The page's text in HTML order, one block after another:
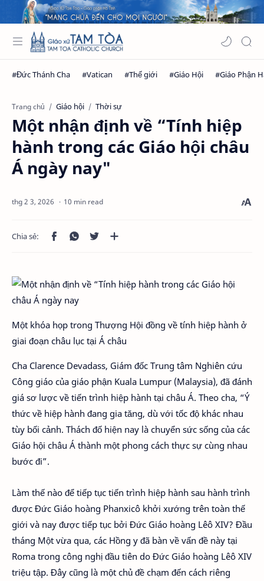
Trang chủ Giáo hội Thời sự
Một nhận định về “Tính hiệp
hành trong các Giáo hội châu
Á ngày nay"
10 min read
Một khóa họp trong Thượng Hội đồng về tính hiệp hành ở
giai đoạn châu lục tại Á châu
Cha Clarence Devadass, Giám đốc Trung tâm Nghiên cứu
Công giáo của giáo phận Kuala Lumpur (Malaysia), đã đánh
giá sơ lược về tiến trình hiệp hành tại châu Á. Theo cha, “Ý
thức về hiệp hành đang gia tăng, dù với tốc độ khác nhau
tùy bối cảnh. Thách đố hiện nay là chuyển sức sống của các
Giáo hội châu Á thành một phong cách thực sự cùng nhau
bước đi”.
Làm thế nào để tiếp tục tiến trình hiệp hành sau hành trình
được Đức Giáo hoàng Phanxicô khởi xướng trên toàn thế
giới và nay được tiếp tục bởi Đức Giáo hoàng Lêô XIV? Đầu
tháng Một vừa qua, các Hồng y đã bàn về vấn đề này tại
Roma trong công nghị đầu tiên do Đức Giáo hoàng Lêô XIV
triệu tập. Đây cũng là một chủ đề chạm đến cách riêng